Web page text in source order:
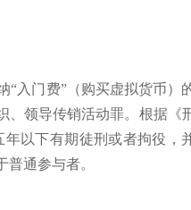
“入门费”（购买虚拟货币）
领导传销活动罪。根据《
以下有期徒刑或者拘役，
通参与者。